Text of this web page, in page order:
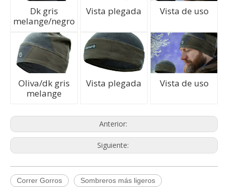
Dk gris
melange/negro
Vista plegada Vista de uso
Oliva/dk gris
melange
Vista plegada Vista de uso
Anterior:
Siguiente:
Correr Gorros Sombreros más ligeros
QPolítica de quejas